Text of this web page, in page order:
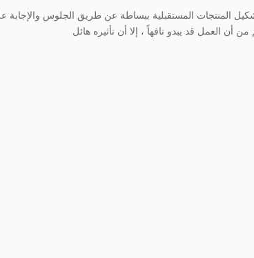
المستقبلية ببساطة عن طريق الجلوس والإجابة على